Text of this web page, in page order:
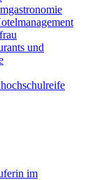
und
im